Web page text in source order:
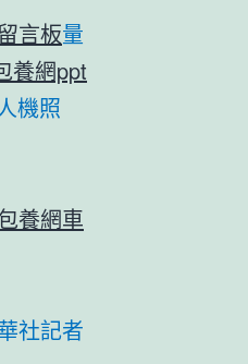
言板量
養網ppt
機照
養網車
社記者